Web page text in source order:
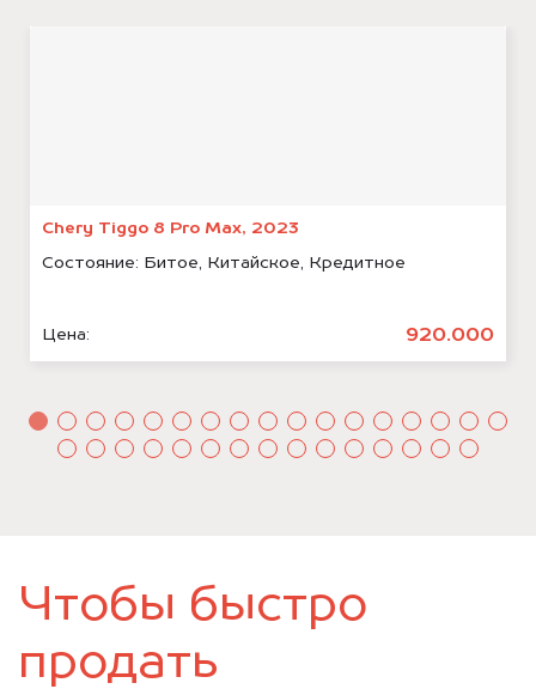
Chery Tiggo 8 Pro Max, 2023
Состояние: Битое, Китайское, Кредитное
Цена: 920.000
Чтобы быстро
продать